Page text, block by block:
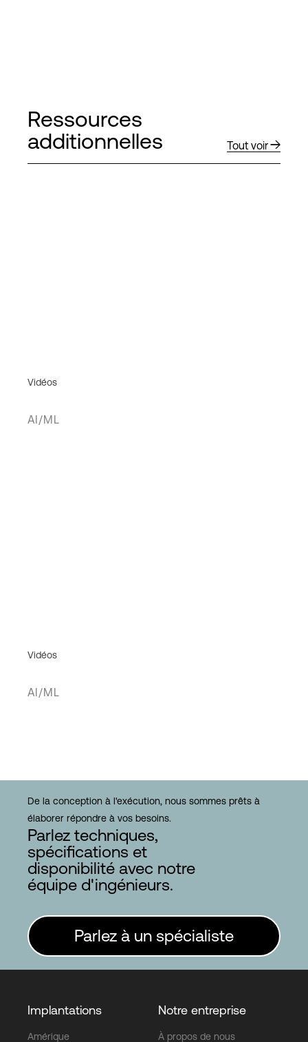
Ressources
additionnelles
Tout voir
Vidéos
AI/ML
Vidéos
AI/ML
De la conception à l'exécution, nous sommes prêts à
élaborer répondre à vos besoins.
Parlez techniques,
spécifications et
disponibilité avec notre
équipe d'ingénieurs.
Parlez à un spécialiste
Implantations
Amérique
Notre entreprise
À propos de nous